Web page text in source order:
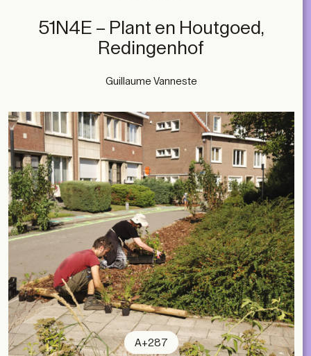
51N4E – Plant en Houtgoed,
Redingenhof
Guillaume Vanneste
A+287